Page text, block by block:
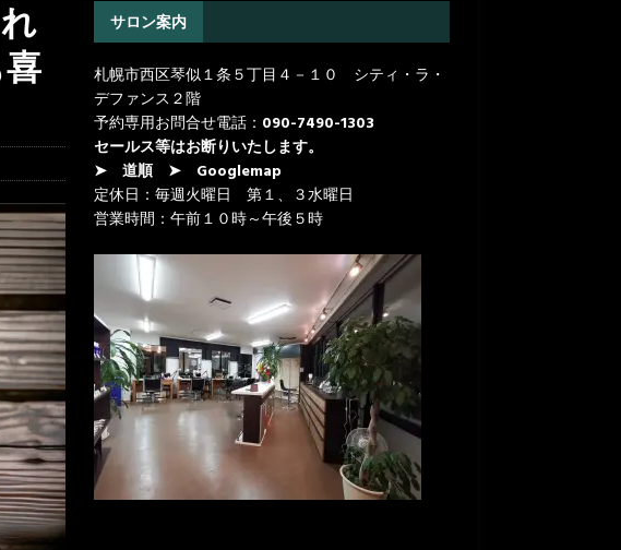
サロン案内
札幌市西区琴似１条５丁目４－１０ シティ・ラ・
デファンス２階
予約専用お問合せ電話： 090-7490-1303
セールス等はお断りいたします。
➤ 道順
➤ Googlemap
定休日：毎週火曜日 第１、３水曜日
営業時間：午前１０時～午後５時